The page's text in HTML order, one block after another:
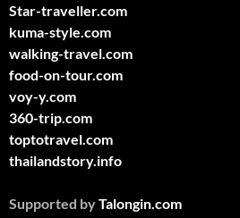
Star-traveller.com
kuma-style.com
walking-travel.com
food-on-tour.com
voy-y.com
360-trip.com
toptotravel.com
thailandstory.info
Supported byTalongin.com